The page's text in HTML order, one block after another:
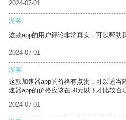
2024-07-01
游客
这款app的用户评论非常真实，可以帮助
2024-07-01
游客
这款加速器app的价格有点贵，可以适当
速器app的价格应该在50元以下才比较合
2024-07-01